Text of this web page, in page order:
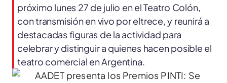
próximo lunes 27 de julio en el Teatro Colón,
con transmisión en vivo por eltrece, y reunirá a
destacadas figuras de la actividad para
celebrar y distinguir a quienes hacen posible el
teatro comercial en Argentina.